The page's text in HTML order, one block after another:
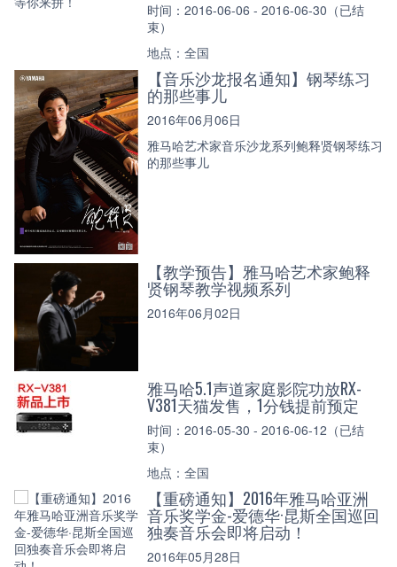
时间：2016-06-06 - 2016-06-30（已结
束）
地点：全国
【音乐沙龙报名通知】钢琴练习
的那些事儿
2016年06月06日
雅马哈艺术家音乐沙龙系列鲍释贤钢琴练习
的那些事儿
【教学预告】雅马哈艺术家鲍释
贤钢琴教学视频系列
2016年06月02日
雅马哈5.1声道家庭影院功放RX-
V381天猫发售，1分钱提前预定
时间：2016-05-30 - 2016-06-12（已结
束）
地点：全国
【重磅通知】2016年雅马哈亚洲
音乐奖学金-爱德华·昆斯全国巡回
独奏音乐会即将启动！
2016年05月28日